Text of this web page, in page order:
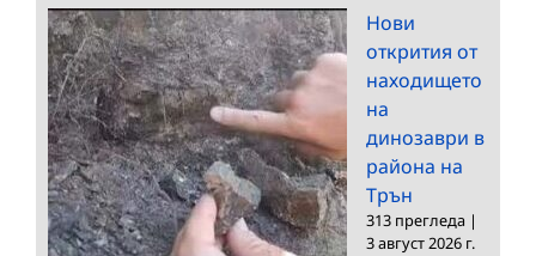
Нови
открития от
находището
на
динозаври в
района на
Трън
313 прегледа |
3 август 2026 г.